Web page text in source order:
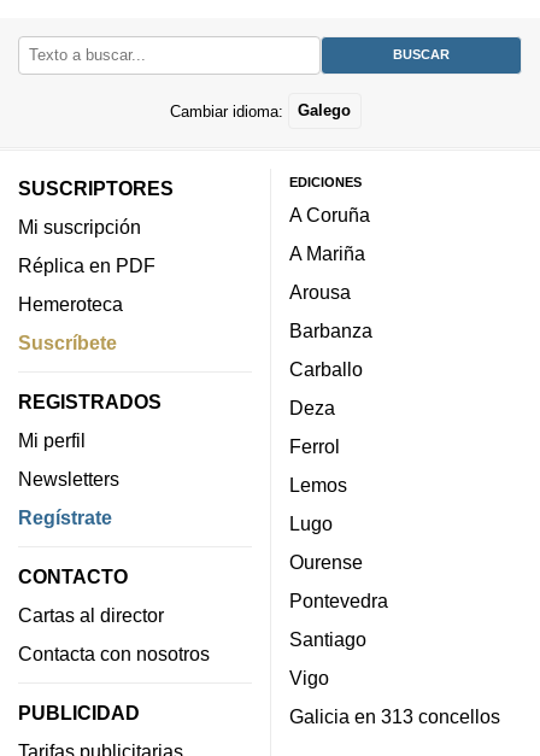
Cambiar idioma: Galego
SUSCRIPTORES
Mi suscripción
Réplica en PDF
Hemeroteca
Suscríbete
REGISTRADOS
Mi perfil
Newsletters
Regístrate
CONTACTO
Cartas al director
Contacta con nosotros
PUBLICIDAD
Tarifas publicitarias
EDICIONES
A Coruña
A Mariña
Arousa
Barbanza
Carballo
Deza
Ferrol
Lemos
Lugo
Ourense
Pontevedra
Santiago
Vigo
Galicia en 313 concellos